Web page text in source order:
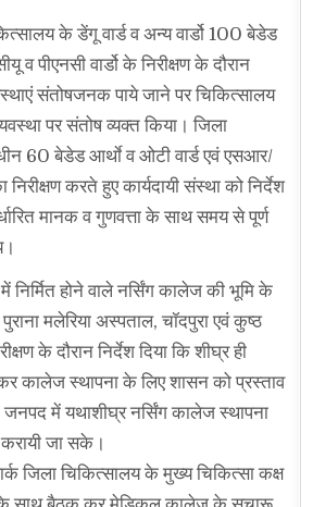
के डेंगू वार्ड व अन्य वार्डो 100 बेडेड
व पीएनसी वार्डो के निरीक्षण के दौरान
संतोषजनक पाये जाने पर चिकित्सालय
पर संतोष व्यक्त किया। जिला
60 बेडेड आर्थाे व ओटी वार्ड एवं एसआर/
करते हुए कार्यदायी संस्था को निर्देश
मानक व गुणवत्ता के साथ समय से पूर्ण
होने वाले नर्सिंग कालेज की भूमि के
मलेरिया अस्पताल, चॉदपुरा एवं कुष्ठ
के दौरान निर्देश दिया कि शीघ्र ही
कालेज स्थापना के लिए शासन को प्रस्ताव
जनपद में यथाशीघ्र नर्सिंग कालेज स्थापना
करायी जा सके।
जिला चिकित्सालय के मुख्य चिकित्सा कक्ष